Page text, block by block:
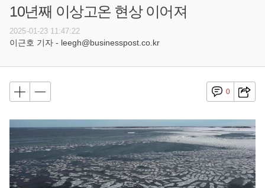
10년째 이상고온 현상 이어져
2025-01-23 11:47:22
이근호 기자 - leegh@businesspost.co.kr
0